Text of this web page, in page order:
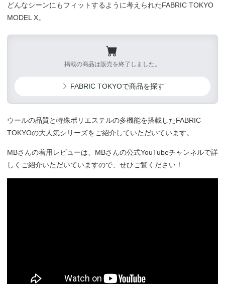
どんなシーンにもフィットするように考えられたFABRIC TOKYO
MODEL X。
掲載の商品は販売を終了しました。
FABRIC TOKYOで商品を探す
ウールの品質と特殊ポリエステルの多機能を搭載したFABRIC
TOKYOの大人気シリーズをご紹介していただいています。
MBさんの着用レビューは、MBさんの公式YouTubeチャンネルで詳
しくご紹介いただいていますので、せひご覧ください！